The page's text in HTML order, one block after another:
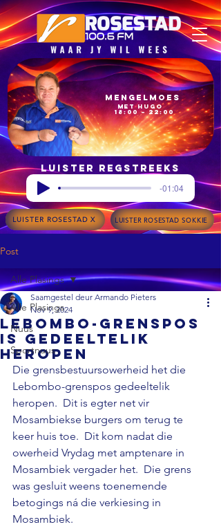
18:00 – 22:00
met Hugo
Mengelmoes
Luister regstreeks
-01:04
LUISTER ROSESTAD X LUISTER ROSESTAD SOKKIE
Post
Alle Plasings
Nuus
Sportnuus
Alle Plasings
Lebombo-grenspos
is gedeeltelik
heropen
Saamgestel deur Armando Pieters
Nov 9, 2024
Die grensbestuursowerheid het die
Lebombo-grenspos gedeeltelik
heropen.  Dit is egter net vir
Mosambiekse burgers om terug te
keer huis toe.  Dit kom nadat die
owerheid Vrydag met amptenare in
Mosambiek vergader het.  Die grens
was gesluit weens toenemende
betogings ná die verkiesing in
Mosambiek.